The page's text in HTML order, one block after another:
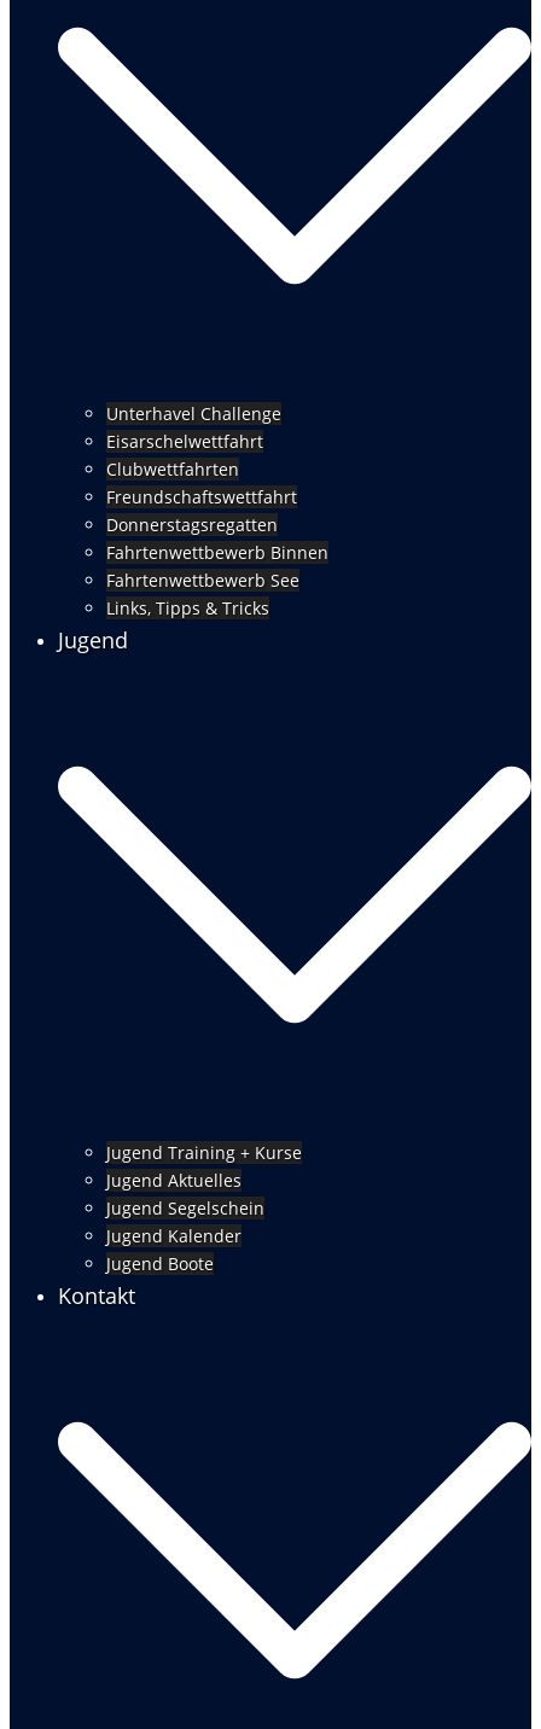
Unterhavel Challenge
Eisarschelwettfahrt
Clubwettfahrten
Freundschaftswettfahrt
Donnerstagsregatten
Fahrtenwettbewerb Binnen
Fahrtenwettbewerb See
Links, Tipps & Tricks
Jugend
Jugend Training + Kurse
Jugend Aktuelles
Jugend Segelschein
Jugend Kalender
Jugend Boote
Kontakt